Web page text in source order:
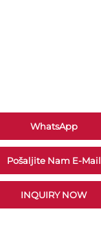
WhatsApp
Pošaljite Nam E-Mail
INQUIRY NOW